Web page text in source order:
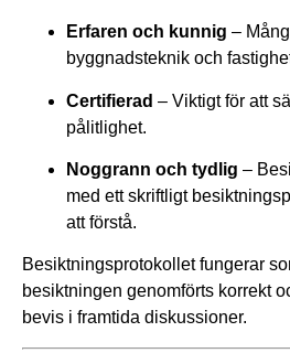
Erfaren och kunnig –
byggnadsteknik och
Certifierad – Viktigt för att
pålitlighet.
Noggrann och tydlig –
med ett skriftligt
att förstå.
Besiktningsprotokollet fungerar
besiktningen genomförts korrekt
bevis i framtida diskussioner.